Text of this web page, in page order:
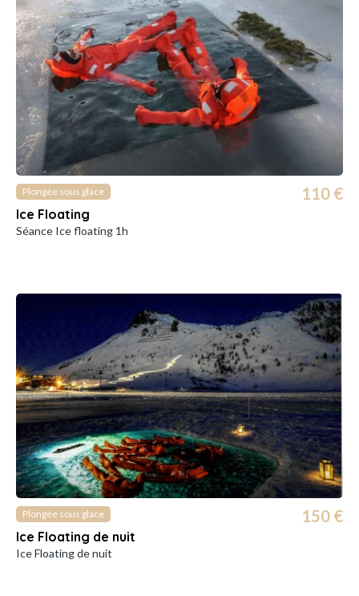
Plongée sous glace
Ice Floating
110 €
Séance Ice floating 1h
Plongée sous glace
Ice Floating de nuit
150 €
Ice Floating de nuit